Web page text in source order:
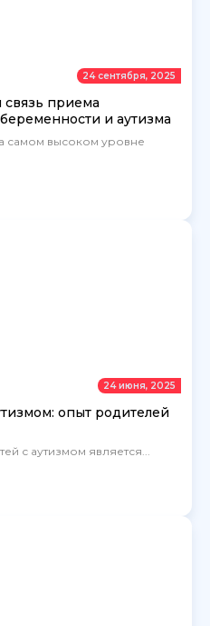
24 сентября, 2025
приема
и аутизма
самом высоком уровне
24 июня, 2025
опыт родителей
с аутизмом является...